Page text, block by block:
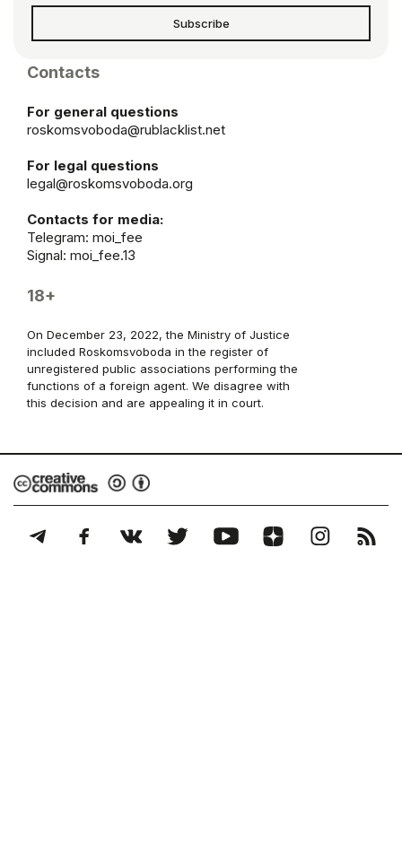
Subscribe
Contacts
For general questions
roskomsvoboda@rublacklist.net
For legal questions
legal@roskomsvoboda.org
Contacts for media:
Telegram: moi_fee
Signal: moi_fee.13
18+
On December 23, 2022, the Ministry of Justice
included Roskomsvoboda in the register of
unregistered public associations performing the
functions of a foreign agent. We disagree with
this decision and are appealing it in court.